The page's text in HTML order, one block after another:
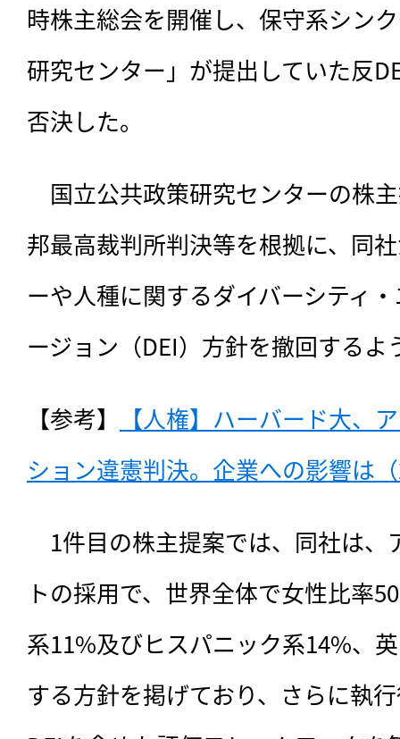
時株主総会を開催し、保守系シン
研究センター」が提出していた反
否決した。
国立公共政策研究センターの株
邦最高裁判所判決等を根拠に、同
ーや人種に関するダイバーシティ
ージョン（DEI）方針を撤回するよ
【参考】
【人権】ハーバード大、
ション違憲判決。企業への影響は
1件目の株主提案では、同社は、
トの採用で、世界全体で女性比率
系11%及びヒスパニック系14%、
する方針を掲げており、さらに執